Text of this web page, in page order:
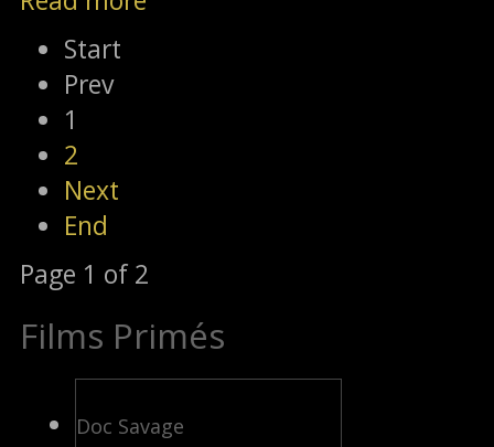
Start
Prev
1
2
Next
End
Page 1 of 2
Films Primés
Doc Savage